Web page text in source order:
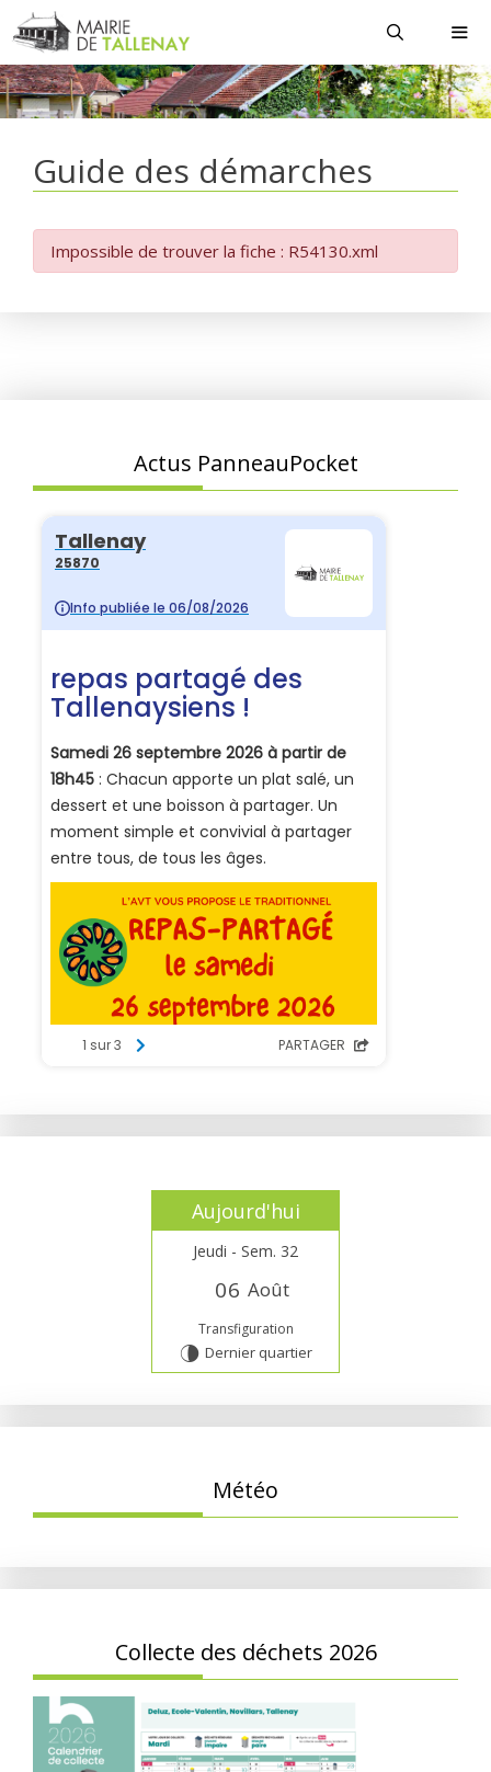
Aller
au
contenu
Guide des démarches
Impossible de trouver la fiche : R54130.xml
Actus PanneauPocket
Aujourd'hui
Jeudi - Sem. 32
06 Août
Transfiguration
U Dernier quartier
Météo
Collecte des déchets 2026